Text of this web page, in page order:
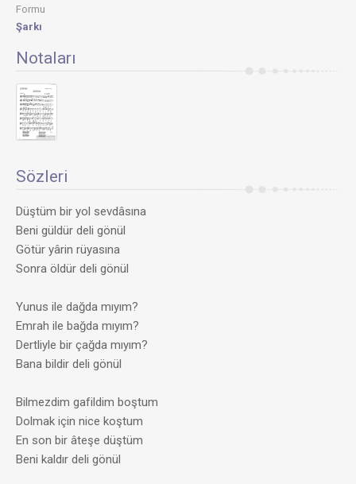
Formu
Şarkı
Notaları
Sözleri
Düştüm bir yol sevdâsına
Beni güldür deli gönül
Götür yârin rüyasına
Sonra öldür deli gönül
Yunus ile dağda mıyım?
Emrah ile bağda mıyım?
Dertliyle bir çağda mıyım?
Bana bildir deli gönül
Bilmezdim gafildim boştum
Dolmak için nice koştum
En son bir âteşe düştüm
Beni kaldır deli gönül